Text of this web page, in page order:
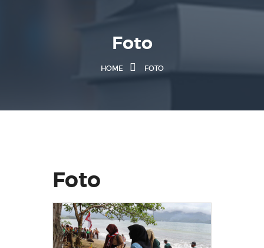
Foto
HOME FOTO
Foto